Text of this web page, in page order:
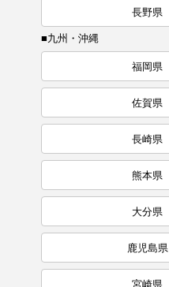
長野県
■九州・沖縄
福岡県
佐賀県
長崎県
熊本県
大分県
鹿児島県
宮崎県